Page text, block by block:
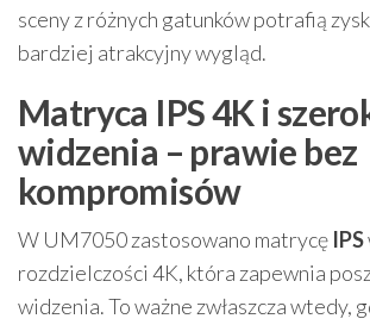
sceny z różnych gatunków potrafią
bardziej atrakcyjny wygląd.
Matryca IPS 4K i
widzenia – prawie bez
kompromisów
W UM7050 zastosowano matrycę IPS
rozdzielczości 4K, która zapewnia
widzenia. To ważne zwłaszcza wtedy,